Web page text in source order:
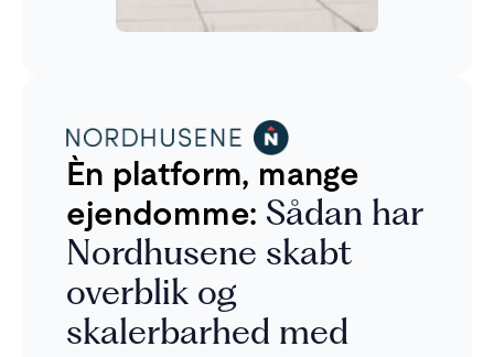
Èn platform, mange
ejendomme: Sådan har
Nordhusene skabt
overblik og
skalerbarhed med